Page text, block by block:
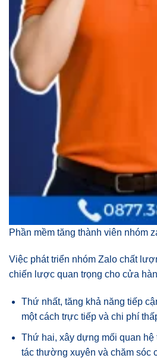
Phần mềm tăng thành viên nhóm
Việc phát triển nhóm Zalo chất
chiến lược quan trọng cho cửa
Thứ nhất, tăng khả năng tiếp
một cách trực tiếp và chi phí
Thứ hai, xây dựng mối quan
tác thường xuyên và chăm sóc